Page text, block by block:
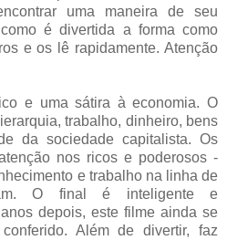
uma maneira de seu
é divertida a forma como
e os lê rapidamente. Atenção
e uma sátira à economia. O
trabalho, dinheiro, bens
da sociedade capitalista. Os
nos ricos e poderosos -
e trabalho na linha de
O final é inteligente e
depois, este filme ainda se
Além de divertir, faz